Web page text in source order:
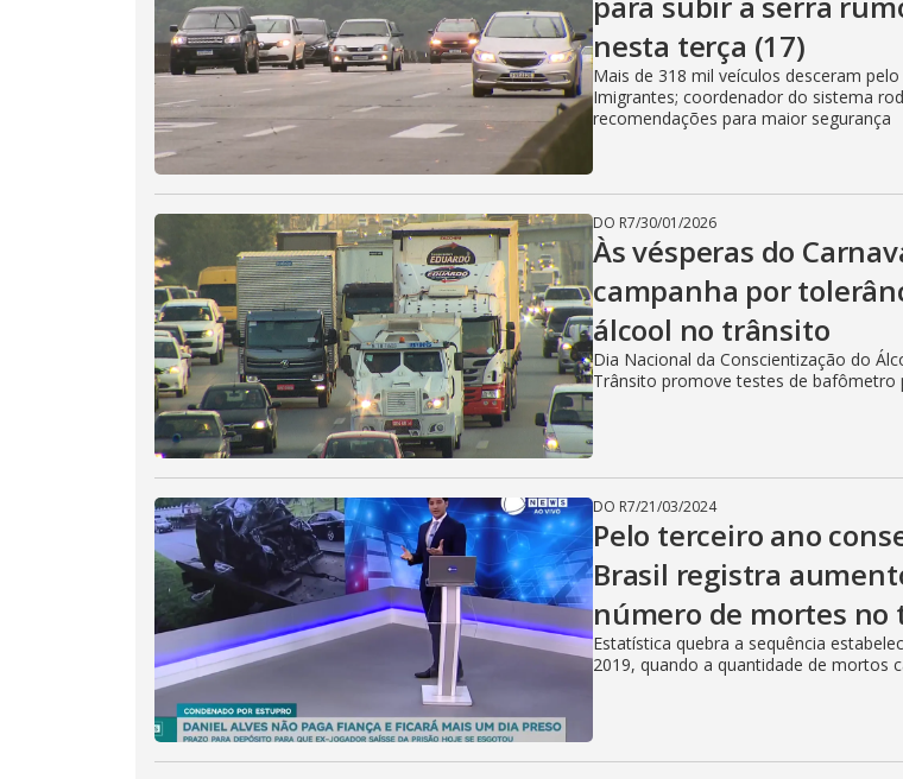
nesta terça (17)
Mais de 318 mil veículos desceram
Imigrantes; coordenador do sistema
recomendações para maior segurança
DO R7/30/01/2026
Às vésperas do
campanha por
álcool no trânsito
Dia Nacional da Conscientização do
Trânsito promove testes de bafômetro
DO R7/21/03/2024
Pelo terceiro ano
Brasil registra
número de mortes no
Estatística quebra a sequência
2019, quando a quantidade de mortos